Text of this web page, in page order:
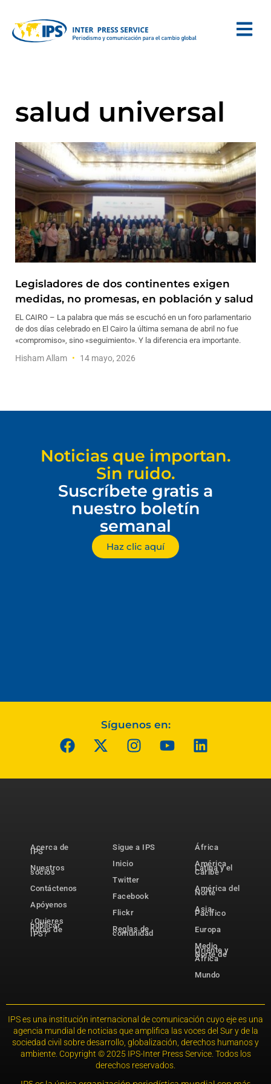
salud universal
Legisladores de dos continentes exigen
medidas, no promesas, en población y salud
EL CAIRO – La palabra que más se escuchó en un foro parlamentario
de dos días celebrado en El Cairo la última semana de abril no fue
«compromiso», sino «seguimiento». Y la diferencia era importante.
Hisham Allam 14 mayo, 2026
Noticias que importan.
Sin ruido.
Suscríbete gratis a
nuestro boletín
semanal
Haz clic aquí
Síguenos en:
Acerca de
IPS
Nuestros
socios
Contáctenos
Apóyenos
¿Quieres
publicar
notas de
IPS?
Sigue a IPS
Inicio
Twitter
Facebook
Flickr
Reglas de
comunidad
África
América
Latina y el
Caribe
América del
Norte
Asia-
Pacífico
Europa
Medio
Oriente y
Norte de
África
Mundo
IPS es una institución internacional de comunicación cuyo eje es una
agencia mundial de noticias que amplifica las voces del Sur y de la
sociedad civil sobre desarrollo, globalización, derechos humanos y
ambiente. Copyright © 2025 IPS-Inter Press Service. Todos los
derechos reservados.